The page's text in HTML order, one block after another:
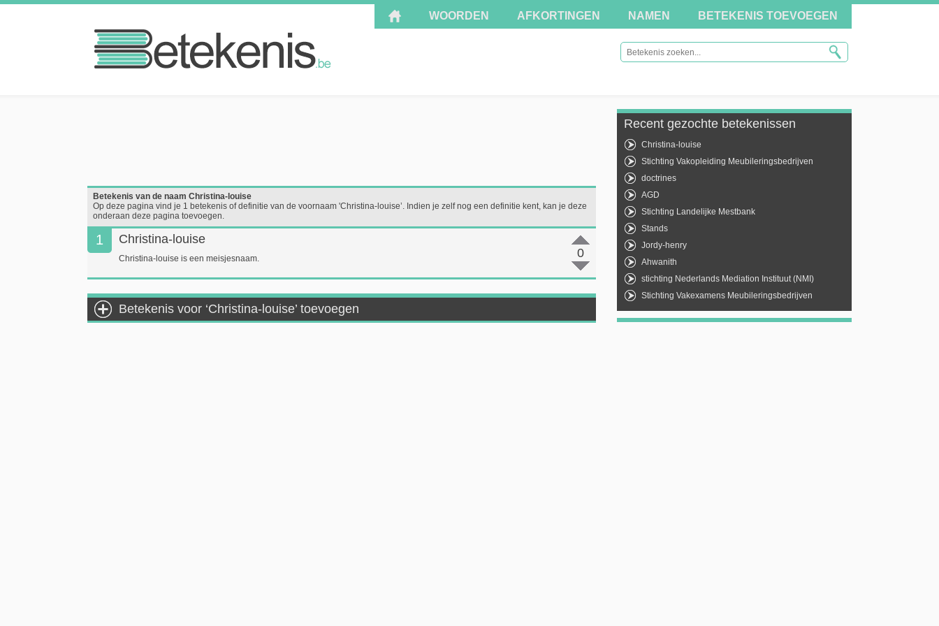
WOORDEN AFKORTINGEN NAMEN BETEKENIS TOEVOEGEN
Betekenis van de naam Christina-louise
Op deze pagina vind je 1 betekenis of definitie van de voornaam 'Christina-louise’. Indien je zelf nog een definitie kent, kan je deze
onderaan deze pagina toevoegen.
1
0
Christina-louise
Christina-louise is een meisjesnaam.
Betekenis voor ‘Christina-louise’ toevoegen
Recent gezochte betekenissen
Christina-louise
Stichting Vakopleiding Meubileringsbedrijven
doctrines
AGD
Stichting Landelijke Mestbank
Stands
Jordy-henry
Ahwanith
stichting Nederlands Mediation Instituut (NMI)
Stichting Vakexamens Meubileringsbedrijven